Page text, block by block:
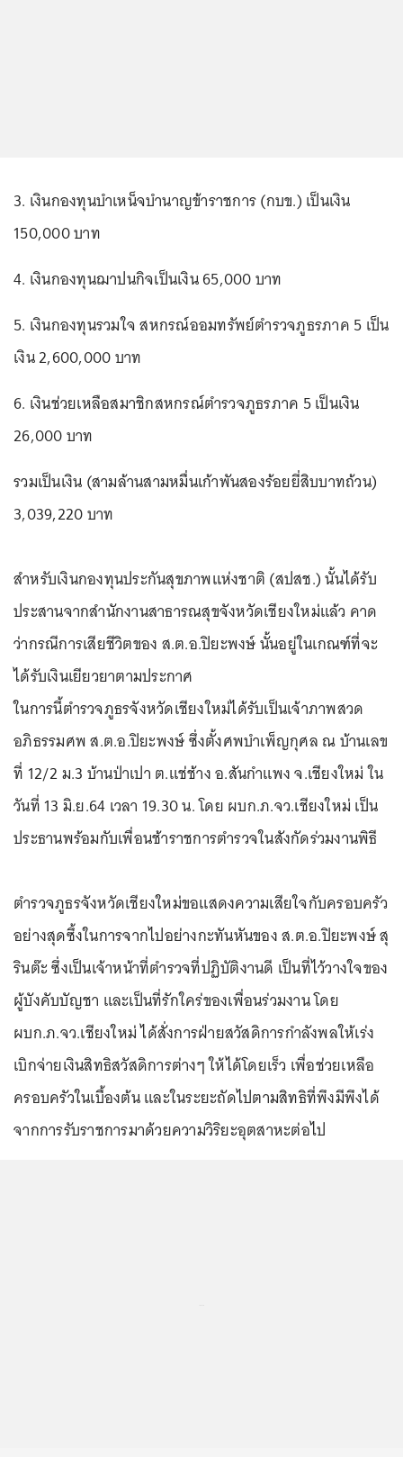
3. เงินกองทุนบำเหน็จบำนาญข้าราชการ (กบข.) เป็นเงิน
150,000 บาท
4. เงินกองทุนฌาปนกิจเป็นเงิน 65,000 บาท
5. เงินกองทุนรวมใจ สหกรณ์ออมทรัพย์ตำรวจภูธรภาค 5 เป็น
เงิน 2,600,000 บาท
6. เงินช่วยเหลือสมาชิกสหกรณ์ตำรวจภูธรภาค 5 เป็นเงิน
26,000 บาท
รวมเป็นเงิน (สามล้านสามหมื่นเก้าพันสองร้อยยี่สิบบาทถ้วน)
3,039,220 บาท
สำหรับเงินกองทุนประกันสุขภาพแห่งชาติ (สปสช.) นั้นได้รับ
ประสานจากสำนักงานสาธารณสุขจังหวัดเชียงใหม่แล้ว คาด
ว่ากรณีการเสียชีวิตของ ส.ต.อ.ปิยะพงษ์ นั้นอยู่ในเกณฑ์ที่จะ
ได้รับเงินเยียวยาตามประกาศ
ในการนี้ตำรวจภูธรจังหวัดเชียงใหม่ได้รับเป็นเจ้าภาพสวด
อภิธรรมศพ ส.ต.อ.ปิยะพงษ์ ซึ่งตั้งศพบำเพ็ญกุศล ณ บ้านเลข
ที่ 12/2 ม.3 บ้านป่าเปา ต.แช่ช้าง อ.สันกำแพง จ.เชียงใหม่ ใน
วันที่ 13 มิ.ย.64 เวลา 19.30 น. โดย ผบก.ภ.จว.เชียงใหม่ เป็น
ประธานพร้อมกับเพื่อนช้าราชการตำรวจในสังกัดร่วมงานพิธี
ตำรวจภูธรจังหวัดเชียงใหม่ขอแสดงความเสียใจกับครอบครัว
อย่างสุดซึ้งในการจากไปอย่างกะทันหันของ ส.ต.อ.ปิยะพงษ์ สุ
รินต๊ะ ซึ่งเป็นเจ้าหน้าที่ตำรวจที่ปฏิบัติงานดี เป็นที่ไว้วางใจของ
ผู้บังคับบัญชา และเป็นที่รักใคร่ของเพื่อนร่วมงาน โดย
ผบก.ภ.จว.เชียงใหม่ ได้สั่งการฝ่ายสวัสดิการกำลังพลให้เร่ง
เบิกจ่ายเงินสิทธิสวัสดิการต่างๆ ให้ได้โดยเร็ว เพื่อช่วยเหลือ
ครอบครัวในเบื้องต้น และในระยะถัดไปตามสิทธิที่พึงมีพึงได้
จากการรับราชการมาด้วยความวิริยะอุตสาหะต่อไป